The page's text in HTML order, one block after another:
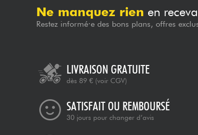
Ne manquez rien en
Restez informé·e des bons plans, offres
LIVRAISON GRATUITE
dès 89 € (voir CGV)
SATISFAIT OU REMBOURSÉ
30 jours pour changer d’avis